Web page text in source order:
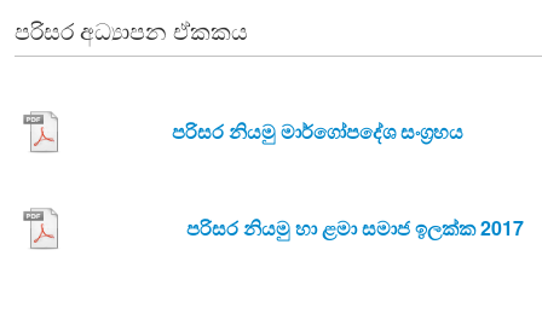
පරිසර අධ්‍යාපන ඒකකය
පරිසර නියමු මාර්ගෝපදේශ සංග්‍රහය
පරිසර නියමු හා ළමා සමාජ ඉලක්ක 2017